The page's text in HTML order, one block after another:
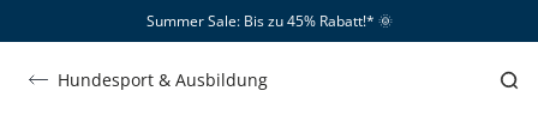
Summer Sale: Bis zu 45% Rabatt!*​ 🌞
Hundesport & Ausbildung